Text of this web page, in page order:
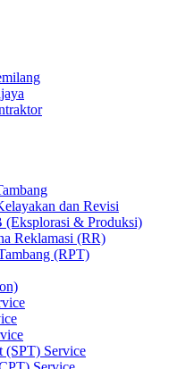
dan Revisi
& Produksi)
Reklamasi (RR)
(RPT)
(SPT) Service